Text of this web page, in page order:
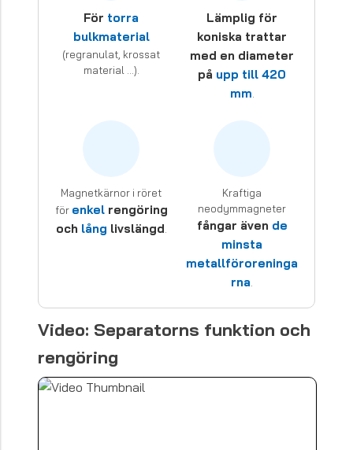
För torra
bulkmaterial
(regranulat, krossat
material …).
Lämplig för
koniska trattar
med en diameter
på upp till 420
mm
Magnetkärnor i röret
för enkelrengöring
och lång livslängd
Kraftiga
neodymmagneter
fångar även de
minsta
metallföroreninga
rna
Video: Separatorns funktion och
rengöring